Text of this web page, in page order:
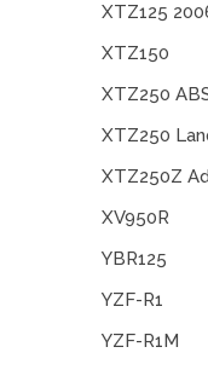
XTZ125
XTZ150
XTZ250
XTZ250
XTZ250Z
XV950R
YBR125
YZF-R1
YZF-R1M